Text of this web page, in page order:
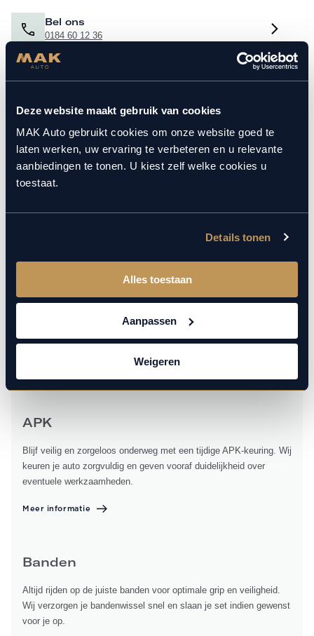
Deze website maakt gebruik van cookies
MAK Auto gebruikt cookies om onze website goed te
laten werken, uw ervaring te verbeteren en u relevante
aanbiedingen te tonen. U kiest zelf welke cookies u
toestaat.
Details tonen
Alles toestaan
Aanpassen
Weigeren
Bel ons
0184 60 12 36
info@mak-auto.nl
Bezoek showroom
Aircoservice
Geniet van comfort en frisse lucht met een goed werkende airco.
Wij onderhouden en reinigen je aircosysteem voor optimale
werking en betrouwbaarheid.
APK
Blijf veilig en zorgeloos onderweg met een tijdige APK-keuring. Wij
keuren je auto zorgvuldig en geven vooraf duidelijkheid over
eventuele werkzaamheden.
Meer informatie
Banden
Altijd rijden op de juiste banden voor optimale grip en veiligheid.
Wij verzorgen je bandenwissel snel en slaan je set indien gewenst
voor je op.